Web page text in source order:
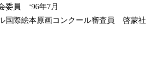
委員 ‘96年7月
国際絵本原画コンクール審査員 啓蒙